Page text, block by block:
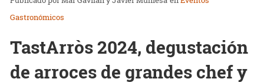
Gastronómicos
TastArròs 2024, degustación
de arroces de grandes chef y